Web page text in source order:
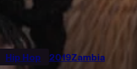
Hip Hop 2019Zambia